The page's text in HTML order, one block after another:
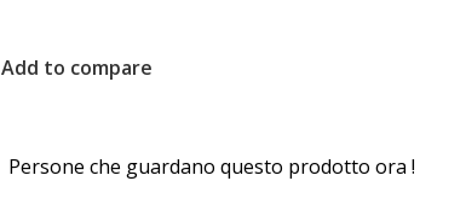
Add to compare
Persone che guardano questo prodotto ora !